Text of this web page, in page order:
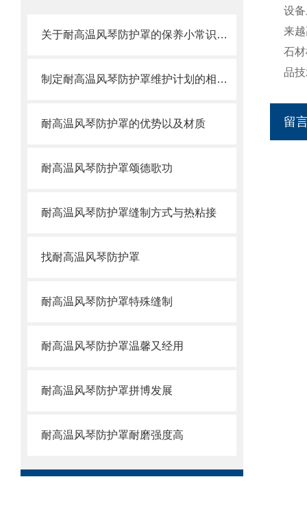
关于耐高温风琴防护罩的保养小常识介绍
制定耐高温风琴防护罩维护计划的相关策略
耐高温风琴防护罩的优势以及材质
耐高温风琴防护罩颂德歌功
耐高温风琴防护罩缝制方式与热粘接
找耐高温风琴防护罩
耐高温风琴防护罩特殊缝制
耐高温风琴防护罩温馨又经用
耐高温风琴防护罩拼博发展
耐高温风琴防护罩耐磨强度高
设
来
石
品
留